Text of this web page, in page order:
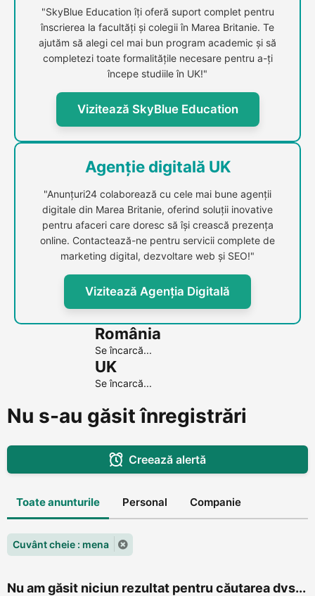
"SkyBlue Education îți oferă suport complet pentru
înscrierea la facultăți și colegii în Marea Britanie. Te
ajutăm să alegi cel mai bun program academic și să
completezi toate formalitățile necesare pentru a-ți
începe studiile în UK!"
Vizitează SkyBlue Education
Agenție digitală UK
"Anunțuri24 colaborează cu cele mai bune agenții
digitale din Marea Britanie, oferind soluții inovative
pentru afaceri care doresc să își crească prezența
online. Contactează-ne pentru servicii complete de
marketing digital, dezvoltare web și SEO!"
Vizitează Agenția Digitală
România
Se încarcă...
UK
Se încarcă...
Nu s-au găsit înregistrări
Creează alertă
Toate anunturile Personal Companie
Cuvânt cheie : mena
Nu am găsit niciun rezultat pentru căutarea dvs...